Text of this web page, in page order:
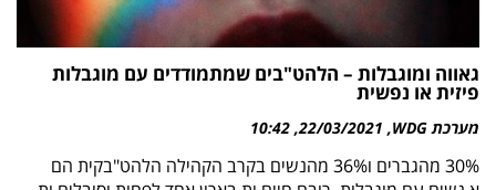
גאווה ומוגבלות – הלהט"בים שמתמודדים עם מוגבלות
פיזית או נפשית
מערכת WDG 22/03/2021
10:42
30% מהגברים ו36% מהנשים בקרב הקהילה הלהט"בקית הם